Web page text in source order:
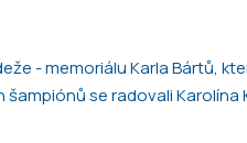
- memoriálu Karla Bártů,
se radovali Karolína